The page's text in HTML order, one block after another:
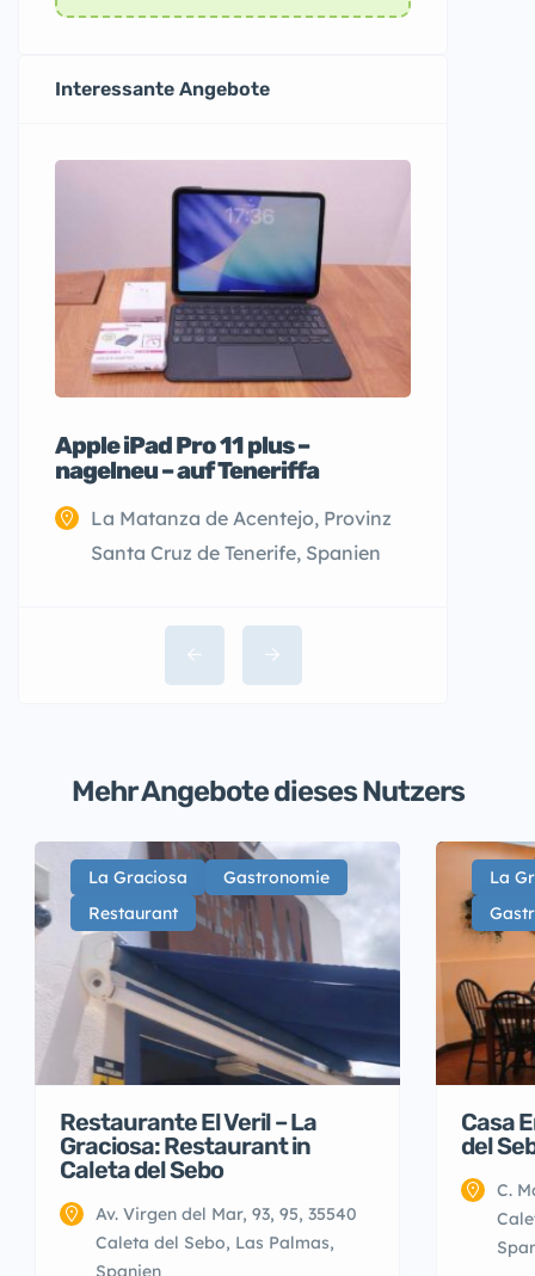
Interessante Angebote
Apple iPad Pro 11 plus –
nagelneu – auf Teneriffa
La Matanza de Acentejo, Provinz
Santa Cruz de Tenerife, Spanien
Mehr Angebote dieses Nutzers
La Graciosa
Gastronomie
Restaurant
Restaurante El Veril – La
Graciosa: Restaurant in
Caleta del Sebo
Av. Virgen del Mar, 93, 95, 35540
Caleta del Sebo, Las Palmas,
Spanien
La
Casa
del
C.